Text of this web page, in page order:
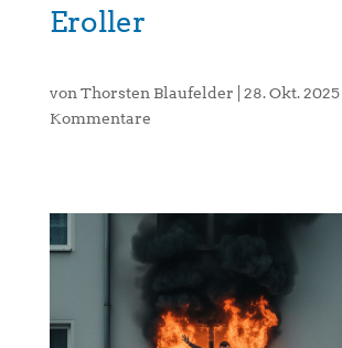
Eroller
von Thorsten Blaufelder 28. Okt. 2025|
Kommentare